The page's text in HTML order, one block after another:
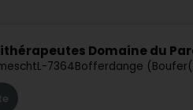
Domaine du
L-7364Bofferdange